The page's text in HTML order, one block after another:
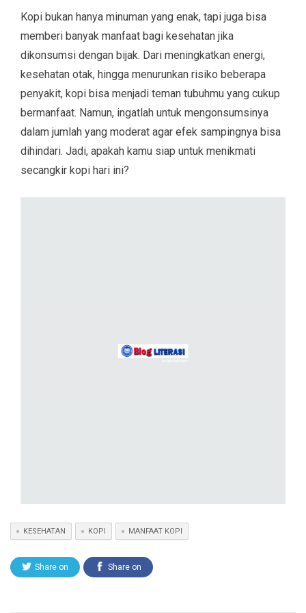
Kopi bukan hanya minuman yang enak, tapi juga bisa
memberi banyak manfaat bagi kesehatan jika
dikonsumsi dengan bijak. Dari meningkatkan energi,
kesehatan otak, hingga menurunkan risiko beberapa
penyakit, kopi bisa menjadi teman tubuhmu yang cukup
bermanfaat. Namun, ingatlah untuk mengonsumsinya
dalam jumlah yang moderat agar efek sampingnya bisa
dihindari. Jadi, apakah kamu siap untuk menikmati
secangkir kopi hari ini?
KESEHATAN KOPI MANFAAT KOPI
Share on Share on